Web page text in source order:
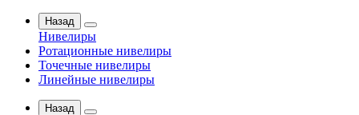
Назад
Нивелиры
Ротационные нивелиры
Точечные нивелиры
Линейные нивелиры
Назад